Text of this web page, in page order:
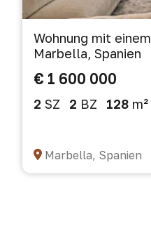
Wohnung mit
Marbella, Spanien
€ 1 600 000
2 SZ 2 BZ 128 m²
Marbella, Spanien